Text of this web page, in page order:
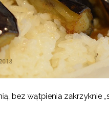
bez wątpienia zakrzyknie